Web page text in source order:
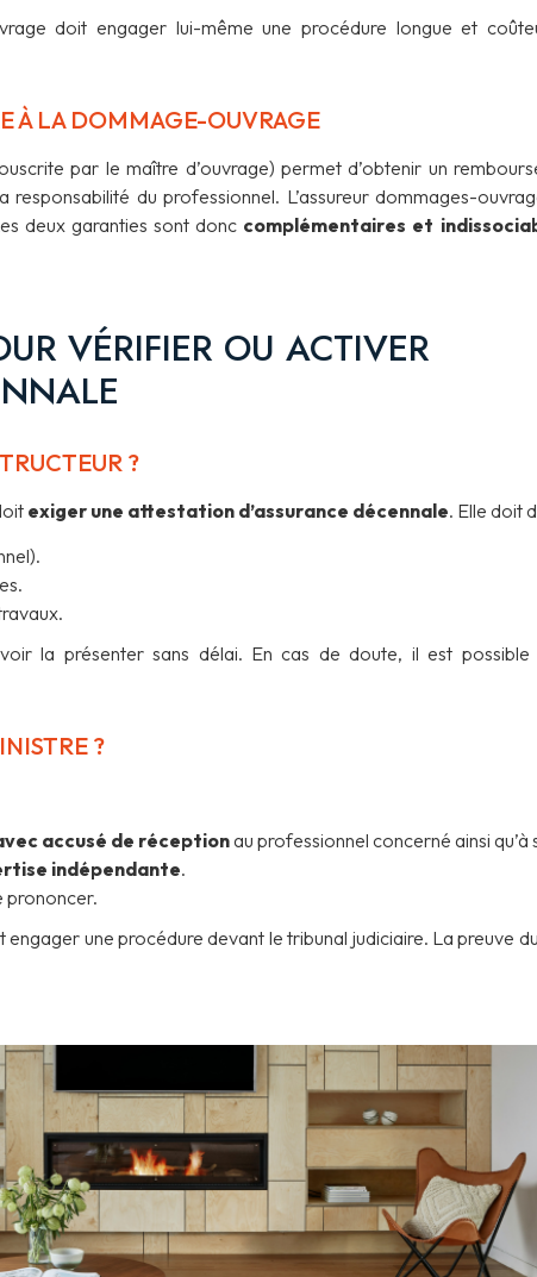
doit engager lui-même une procédure longue et
À LA DOMMAGE-OUVRAGE
par le maître d’ouvrage) permet d’obtenir un
responsabilité du professionnel. L’assureur dommages-
deux garanties sont donc complémentaires et
VÉRIFIER OU ACTIVER
?
exiger une attestation d’assurance décennale. Elle doit
la présenter sans délai. En cas de doute, il est
?
accusé de réceptionau professionnel concerné ainsi qu’à
indépendante.
prononcer.
engager une procédure devant le tribunal judiciaire. La preuve